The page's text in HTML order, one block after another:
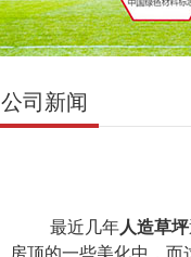
公司新闻
最近几年人造草坪
房顶的一些美化中，而